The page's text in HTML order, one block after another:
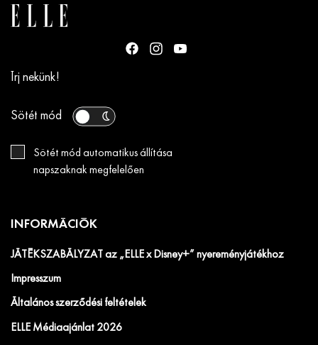
Írj nekünk!
Sötét mód
Sötét mód automatikus állítása
napszaknak megfelelően
INFORMÁCIÓK
JÁTÉKSZABÁLYZAT az „ELLE x Disney+” nyereményjátékhoz
Impresszum
Általános szerződési feltételek
ELLE Médiaajánlat 2026